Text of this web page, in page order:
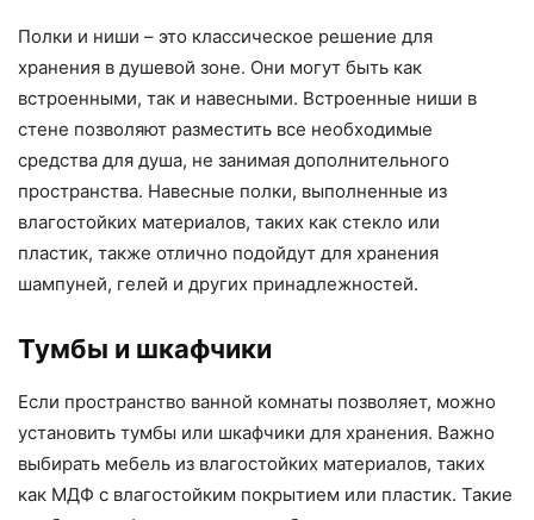
Полки и ниши – это классическое решение для
хранения в душевой зоне. Они могут быть как
встроенными, так и навесными. Встроенные ниши в
стене позволяют разместить все необходимые
средства для душа, не занимая дополнительного
пространства. Навесные полки, выполненные из
влагостойких материалов, таких как стекло или
пластик, также отлично подойдут для хранения
шампуней, гелей и других принадлежностей.
Тумбы и шкафчики
Если пространство ванной комнаты позволяет, можно
установить тумбы или шкафчики для хранения. Важно
выбирать мебель из влагостойких материалов, таких
как МДФ с влагостойким покрытием или пластик. Такие